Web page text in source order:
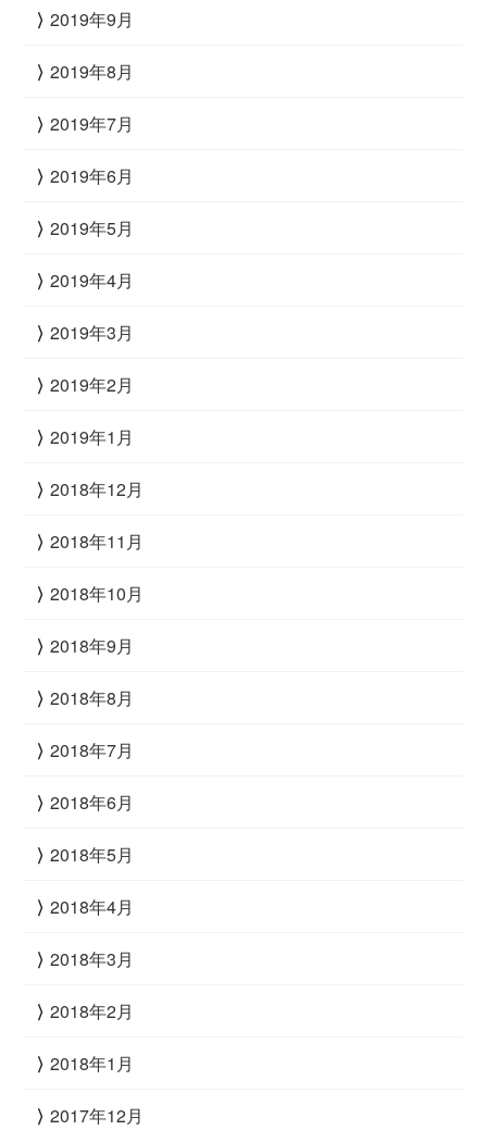
2019年9月
2019年8月
2019年7月
2019年6月
2019年5月
2019年4月
2019年3月
2019年2月
2019年1月
2018年12月
2018年11月
2018年10月
2018年9月
2018年8月
2018年7月
2018年6月
2018年5月
2018年4月
2018年3月
2018年2月
2018年1月
2017年12月